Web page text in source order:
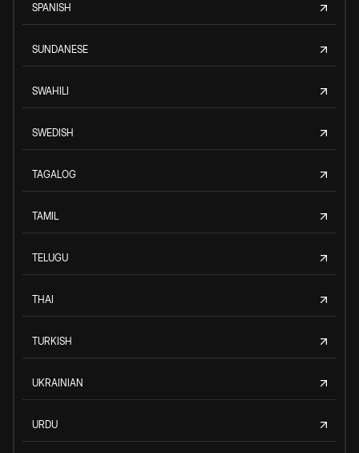
SPANISH
SUNDANESE
SWAHILI
SWEDISH
TAGALOG
TAMIL
TELUGU
THAI
TURKISH
UKRAINIAN
URDU